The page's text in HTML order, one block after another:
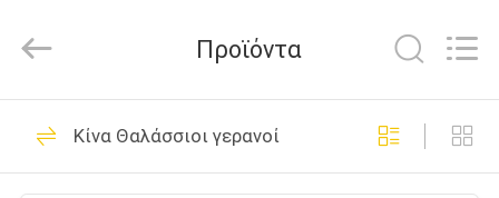
ΣΠΊΤΙ
ΠΡΟΪΌΝΤΑ
GROUP
Rights
Κάδος αρπαγών
38
Προϊόντα
Κίνα Θαλάσσιοι γερανοί